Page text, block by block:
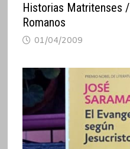
Historias Matritenses
Romanos
01/04/2009